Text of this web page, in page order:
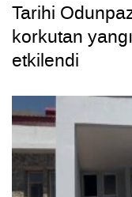
Tarihi
korkutan
etkilendi